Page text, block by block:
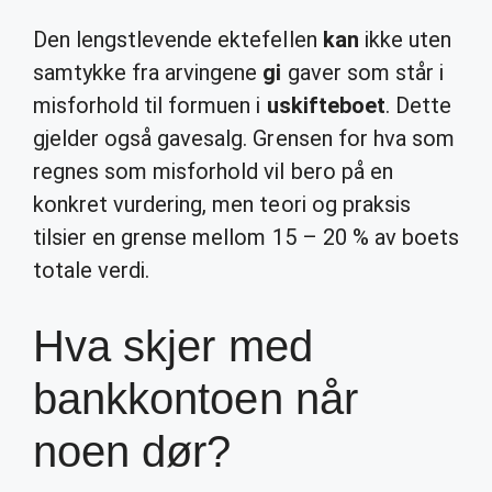
Den lengstlevende ektefellen kan ikke uten
samtykke fra arvingene gi gaver som står i
misforhold til formuen i uskifteboet. Dette
gjelder også gavesalg. Grensen for hva som
regnes som misforhold vil bero på en
konkret vurdering, men teori og praksis
tilsier en grense mellom 15 – 20 % av boets
totale verdi.
Hva skjer med
bankkontoen når
noen dør?